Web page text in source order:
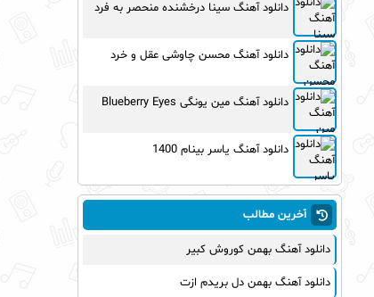
دانلود آهنگ سینا درخشنده منحصر به فرد
دانلود آهنگ محسن چاوشی عقل و خرد
دانلود آهنگ مین یونگی Blueberry Eyes
دانلود آهنگ یاسر بینام 1400
آخرین مطالب
دانلود آهنگ بهمن کوروش کبیر
دانلود آهنگ بهمن دل بریدم ازت